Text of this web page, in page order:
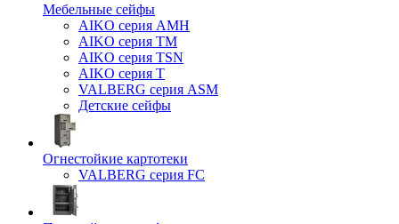
Мебельные сейфы
AIKO серия AMH
AIKO серия TM
AIKO серия TSN
AIKO серия Т
VALBERG серия ASM
Детские сейфы
Огнестойкие картотеки
VALBERG серия FC